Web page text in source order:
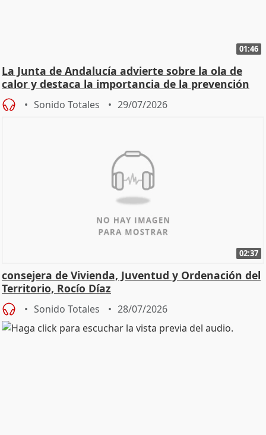
01:46
La Junta de Andalucía advierte sobre la ola de
calor y destaca la importancia de la prevención
Sonido Totales 29/07/2026
02:37
consejera de Vivienda, Juventud y Ordenación del
Territorio, Rocío Díaz
Sonido Totales 28/07/2026